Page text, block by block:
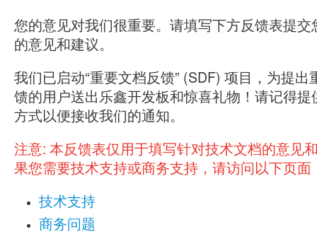
您的意见对我们很重要。请填写下方反馈表提交
的意见和建议。
我们已启动“重要文档反馈” (SDF) 项目，为提出
馈的用户送出乐鑫开发板和惊喜礼物！请记得提
方式以便接收我们的通知。
注意: 本反馈表仅用于填写针对技术文档的意见
果您需要技术支持或商务支持，请访问以下页面
技术支持
商务问题